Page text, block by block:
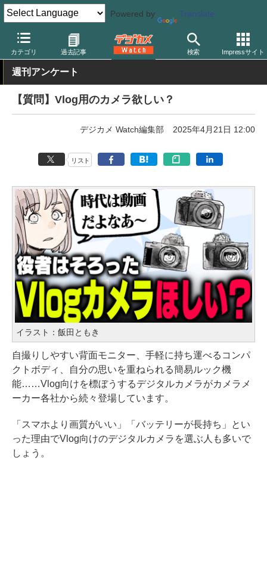
Powered by Translate
カテゴリ 過去記事 検索 Impressサイト
デジカメ Watch カメラ ミラーレスカメラ
週刊アンケート
【質問】Vlog用のカメラ欲しい？
デジカメ Watch編集部 2025年4月21日 12:00
リスト
イラスト：飯田ともき
自撮りしやすい背面モニター、手軽に持ち運べるコンパ
クトボディ、自分の思いを重ねられる簡易ルック機
能……Vlog向けを標ぼうするデジタルカメラがカメラメ
ーカー各社から続々登場しています。
「スマホより画質がいい」「バッテリーが長持ち」とい
った理由でVlog向けのデジタルカメラを選ぶ人も多いで
しょう。